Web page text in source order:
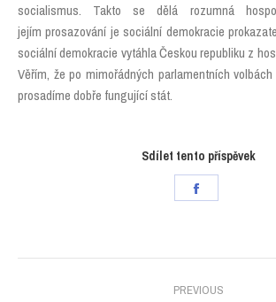
socialismus. Takto se dělá rozumná
jejím prosazování je sociální demokracie
sociální demokracie vytáhla Českou republiku z
Věřím, že po mimořádných parlamentních
prosadíme dobře fungující stát.
Sdílet tento příspěvek
POST
PREVIOUS